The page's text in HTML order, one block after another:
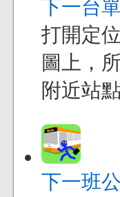
下一台
打開定
圖上，
附近站
下一班